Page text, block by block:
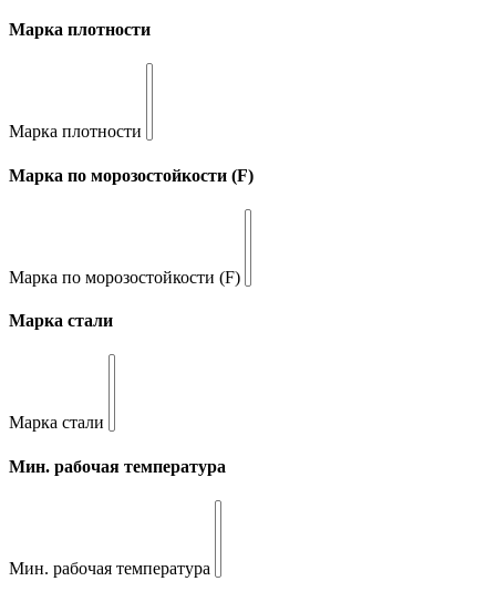
Марка плотности
Марка плотности
Марка по морозостойкости (F)
Марка по морозостойкости (F)
Марка стали
Марка стали
Мин. рабочая температура
Мин. рабочая температура